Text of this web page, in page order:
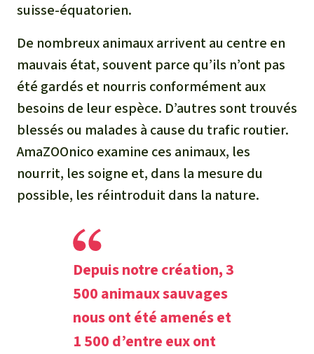
suisse-équatorien.
De nombreux animaux arrivent au centre en
mauvais état, souvent parce qu’ils n’ont pas
été gardés et nourris conformément aux
besoins de leur espèce. D’autres sont trouvés
blessés ou malades à cause du trafic routier.
AmaZOOnico examine ces animaux, les
nourrit, les soigne et, dans la mesure du
possible, les réintroduit dans la nature.
Depuis notre création, 3
500 animaux sauvages
nous ont été amenés et
1 500 d’entre eux ont